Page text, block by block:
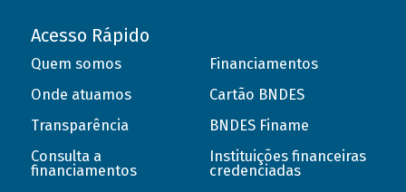
Acesso Rápido
Quem somos
Onde atuamos
Transparência
Consulta a
financiamentos
Financiamentos
Cartão BNDES
BNDES Finame
Instituições financeiras
credenciadas